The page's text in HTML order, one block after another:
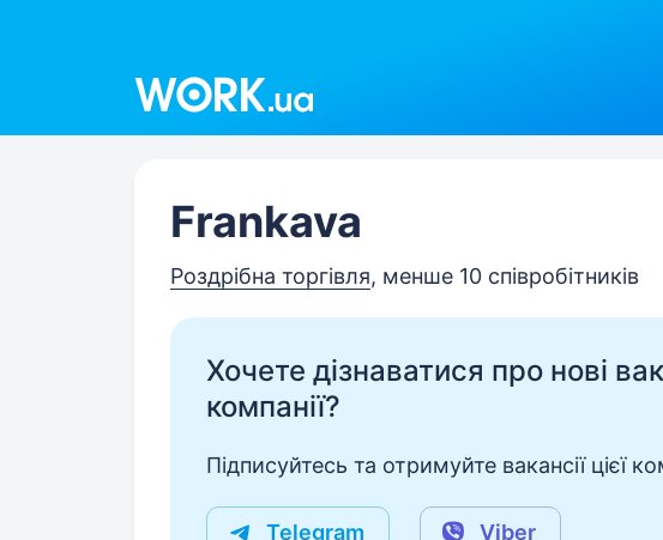
Frankava
Роздрібна торгівля, менше 10 співробітників
Хочете дізнаватися про нові
компанії?
Підписуйтесь та отримуйте вакансії цієї
Telegram Viber